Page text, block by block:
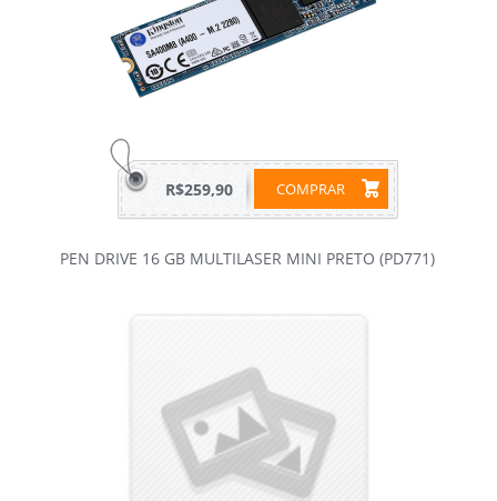
COMPRAR
R$259,90
PEN DRIVE 16 GB MULTILASER MINI PRETO (PD771)